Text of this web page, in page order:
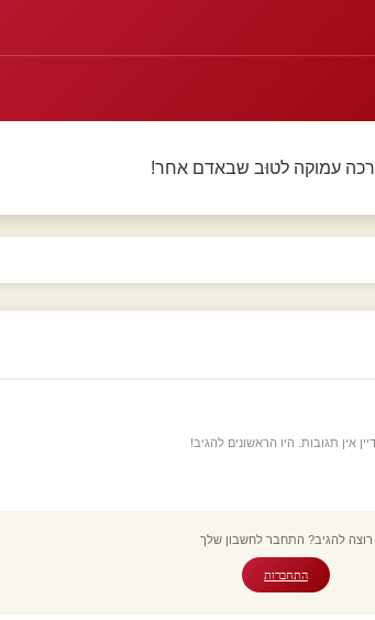
עמוקה לטוּב שבאדם אחר!
אין תגובות. היו הראשונים להגיב!
רוצה להגיב? התחבר לחשבון שלך
התחברות